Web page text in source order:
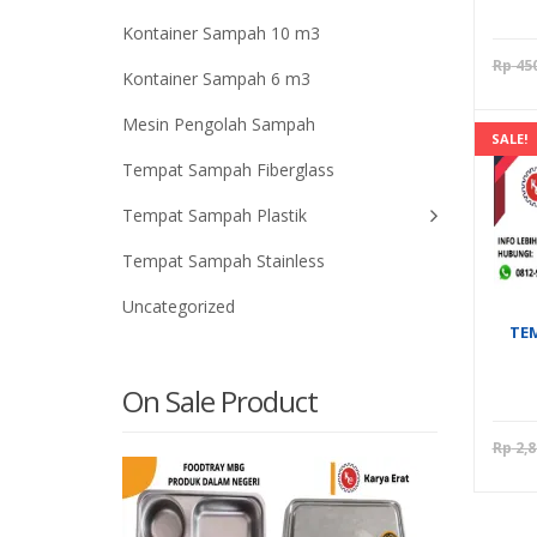
Rp
SALE!
Rp
Kontainer Sampah 10 m3
Kontainer Sampah 6 m3
Mesin Pengolah Sampah
Tempat Sampah Fiberglass
Tempat Sampah Plastik
Tempat Sampah Stainless
Uncategorized
On Sale Product